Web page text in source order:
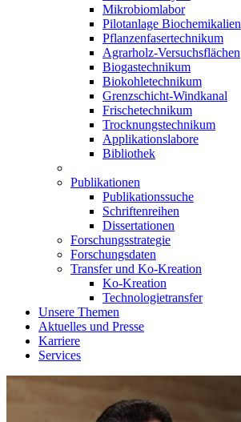
Mikrobiomlabor
Pilotanlage Biochemikalien
Pflanzenfasertechnikum
Agrarholz-Versuchsflächen
Biogastechnikum
Biokohletechnikum
Grenzschicht-Windkanal
Frischetechnikum
Trocknungstechnikum
Applikationslabore
Bibliothek
Publikationen
Publikationssuche
Schriftenreihen
Dissertationen
Forschungsstrategie
Forschungsdaten
Transfer und Ko-Kreation
Ko-Kreation
Technologietransfer
Unsere Themen
Aktuelles und Presse
Karriere
Services